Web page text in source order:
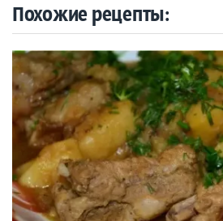
Похожие рецепты: